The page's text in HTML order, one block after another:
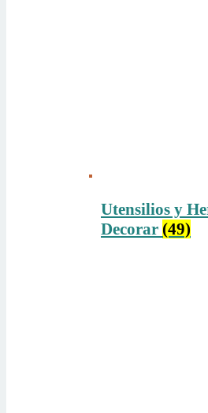
Utensilios y
Decorar (49)